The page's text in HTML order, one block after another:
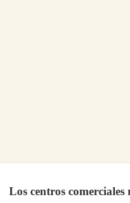
Los centros